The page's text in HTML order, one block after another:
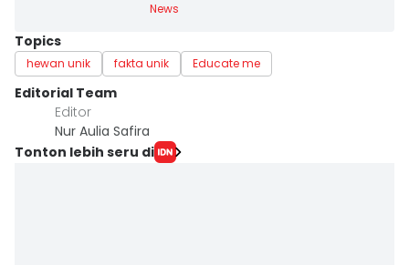
News
Topics
hewan unik fakta unik Educate me
Editorial Team
Editor
Nur Aulia Safira
Tonton lebih seru di